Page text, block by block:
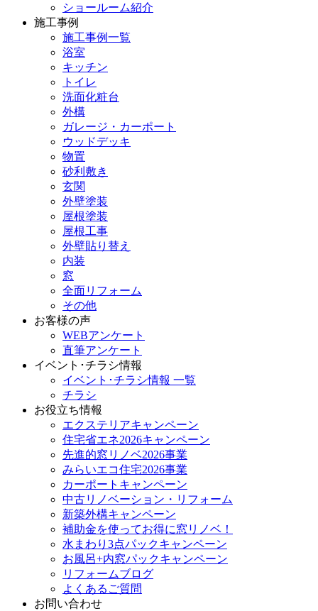
ショールーム紹介
施工事例
施工事例一覧
浴室
キッチン
トイレ
洗面化粧台
外構
ガレージ・カーポート
ウッドデッキ
物置
砂利敷き
玄関
外壁塗装
屋根塗装
屋根工事
外壁貼り替え
内装
窓
全面リフォーム
その他
お客様の声
WEBアンケート
直筆アンケート
イベント･チラシ情報
イベント･チラシ情報 一覧
チラシ
お役立ち情報
エクステリアキャンペーン
住宅省エネ2026キャンペーン
先進的窓リノベ2026事業
みらいエコ住宅2026事業
カーポートキャンペーン
中古リノベーション・リフォーム
新築外構キャンペーン
補助金を使ってお得に窓リノベ！
水まわり3点パックキャンペーン
お風呂+内窓パックキャンペーン
リフォームブログ
よくあるご質問
お問い合わせ